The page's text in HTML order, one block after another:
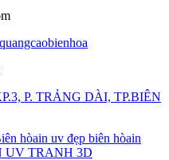
P. TRẢNG DÀI, TP.BIÊN
hòain uv đẹp biên hòain
UV TRANH 3D